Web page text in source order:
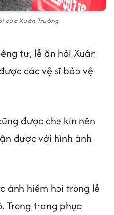
của Xuân Trường.
tư, lễ ăn hỏi Xuân
các vệ sĩ bảo vệ
được che kín nên
được với hình ảnh
ảnh hiếm hoi trong lễ
Trong trang phục